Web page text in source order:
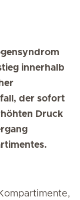
innerhalb
der sofort
Druck